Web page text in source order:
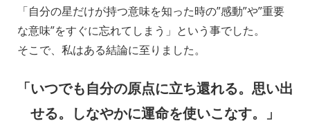
「自分の星だけが持つ意味を知った時の”感動”や”重要
な意味”をすぐに忘れてしまう」という事でした。
そこで、私はある結論に至りました。
「いつでも自分の原点に立ち還れる。思い出
せる。しなやかに運命を使いこなす。」